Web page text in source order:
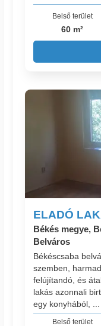
Belső terület
60 m²
ELADÓ
Békés megye,
Belváros
Békéscsaba
szemben,
felújítandó, és
lakás azonnali
egy konyhából, ...
Belső terület